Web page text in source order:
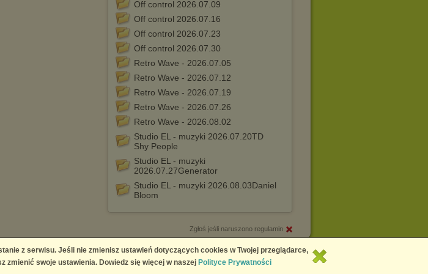
Off control 2026.07.09
Off control 2026.07.16
Off control 2026.07.23
Off control 2026.07.30
Retro Wave - 2026.07.05
Retro Wave - 2026.07.12
Retro Wave - 2026.07.19
Retro Wave - 2026.07.26
Retro Wave - 2026.08.02
Studio EL - muzyki 2026.07.20TD
Shy People
Studio EL - muzyki
2026.07.27Generator
Studio EL - muzyki 2026.08.03Daniel
Bloom
Zgłoś jeśli naruszono regulamin
Copyright © 2026Chomikuj.pl
z serwisu. Jeśli nie zmienisz ustawień dotyczących cookies w Twojej przeglądarce,
zmienić swoje ustawienia. Dowiedz się więcej w naszej Polityce Prywatności